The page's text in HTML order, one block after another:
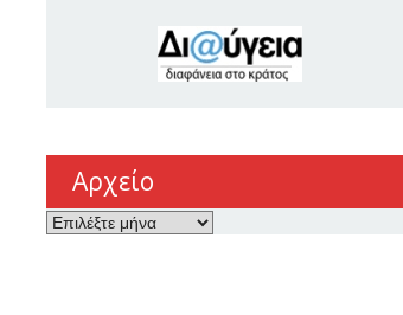
Αρχείο
Αρχείο